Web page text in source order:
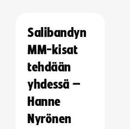
Salibandyn
MM-kisat
tehdään
yhdessä –
Hanne
Nyrönen